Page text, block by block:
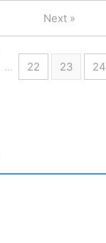
… 22 23 24
Next »